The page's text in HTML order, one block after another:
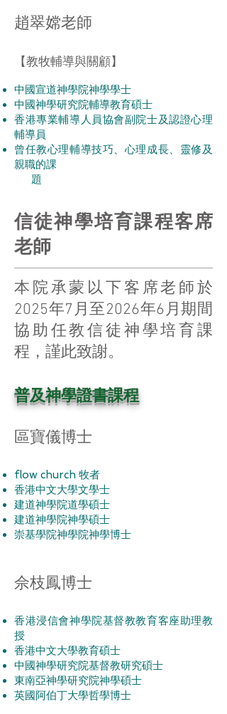
趙翠嫦老師
【教牧輔導與關顧】
​中國宣道神學院神學學士
中國神學研究院輔導教育碩士
香港專業輔導人員協會副院士及認證心理
輔導員
曾任教心理輔導技巧、心理成長、靈修及
親職的課
題
信徒神學培育課程客席
老師
本院承蒙以下客席老師於
2025年7月至2026年6月期間
協助任教信徒神學培育課
程，謹此致謝。
普及神學證書課程
區寶儀博士
flow church 牧者
香港中文大學文學士
建道神學院道學碩士
建道神學院神學碩士
崇基學院神學院神學博士
佘枝鳳博士
香港浸信會神學院基督教教育客座助理教
授
香港中文大學教育碩士
中國神學研究院基督教研究碩士
東南亞神學研究院神學碩士
英國阿伯丁大學哲學博士